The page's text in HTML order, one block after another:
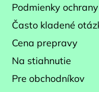
Podmienky
Často kladené
Cena prepravy
Na stiahnutie
Pre obchodníkov